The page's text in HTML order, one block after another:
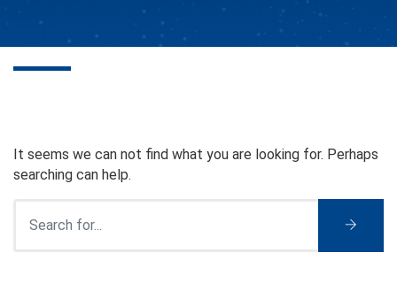
It seems we can not find what you are looking for. Perhaps
searching can help.